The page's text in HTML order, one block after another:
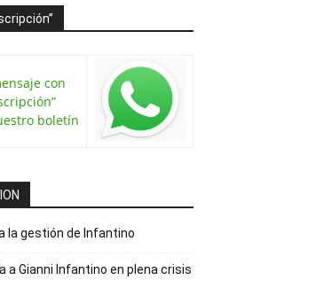
con
boletín
la gestión de Infantino
a Gianni Infantino en plena crisis